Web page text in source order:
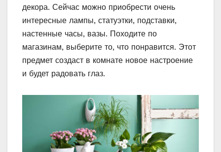
декора. Сейчас можно приобрести очень
интересные лампы, статуэтки, подставки,
настенные часы, вазы. Походите по
магазинам, выберите то, что понравится. Этот
предмет создаст в комнате новое настроение
и будет радовать глаз.